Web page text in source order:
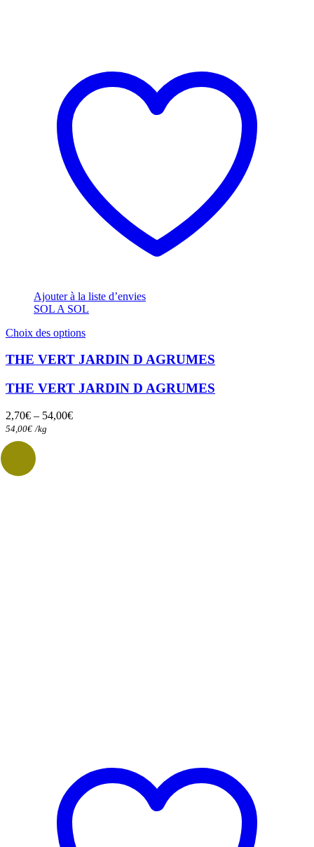
Ajouter à la liste d’envies
SOL A SOL
Choix des optionsCe
a
variations.
Les
THE VERT JARDIN D AGRUMES
THE VERT JARDIN D AGRUMES
2,70€ – 54,00€
54,00€ /kg